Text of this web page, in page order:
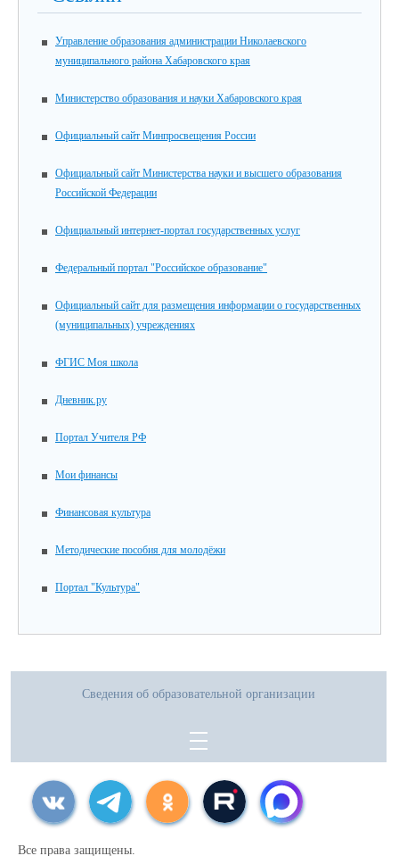
Управление образования администрации Николаевского
муниципального района Хабаровского края
Министерство образования и науки Хабаровского края
Официальный сайт Минпросвещения России
Официальный сайт Министерства науки и высшего образования
Российской Федерации
Официальный интернет-портал государственных услуг
Федеральный портал "Российское образование"
Официальный сайт для размещения информации о государственных
(муниципальных) учреждениях
ФГИС Моя школа
Дневник.ру
Портал Учителя РФ
Мои финансы
Финансовая культура
Методические пособия для молодёжи
Портал "Культура"
Сведения об образовательной организации
Все права защищены.